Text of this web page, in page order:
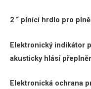
2 “ plnící hrdlo pro
Elektronický indikátor
akusticky hlásí
Elektronická ochrana